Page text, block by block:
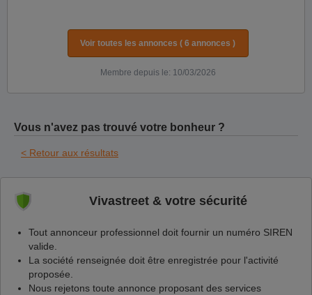
Voir toutes les annonces ( 6 annonces )
Membre depuis le: 10/03/2026
Vous n'avez pas trouvé votre bonheur ?
< Retour aux résultats
Vivastreet & votre sécurité
Tout annonceur professionnel doit fournir un numéro SIREN
valide.
La société renseignée doit être enregistrée pour l'activité
proposée.
Nous rejetons toute annonce proposant des services